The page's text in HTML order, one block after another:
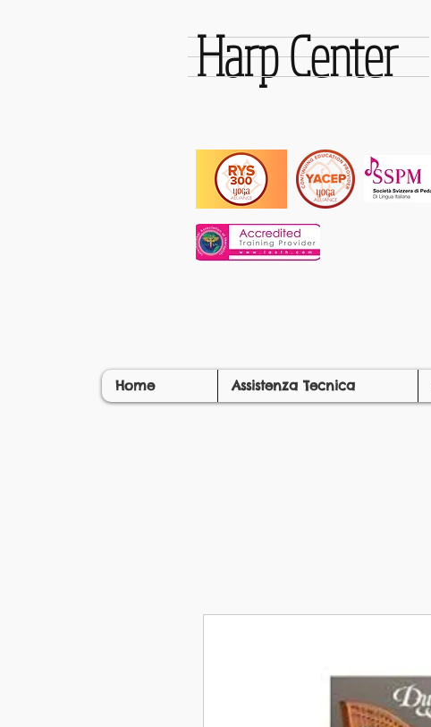
Harp Center
Home Assistenza Tecnica